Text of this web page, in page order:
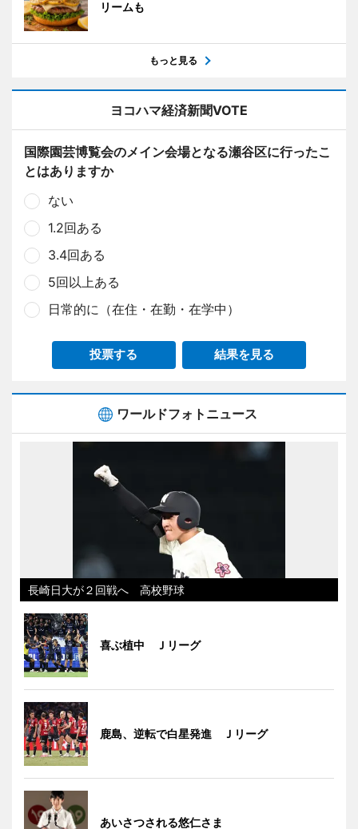
リームも
もっと見る
ヨコハマ経済新聞VOTE
国際園芸博覧会のメイン会場となる瀬谷区に行ったこ
とはありますか
ない
1.2回ある
3.4回ある
5回以上ある
日常的に（在住・在勤・在学中）
投票する 結果を見る
ワールドフォトニュース
長崎日大が２回戦へ 高校野球
喜ぶ植中 Ｊリーグ
鹿島、逆転で白星発進 Ｊリーグ
あいさつされる悠仁さま